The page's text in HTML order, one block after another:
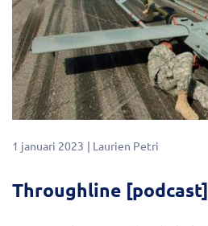
1 januari 2023 Laurien Petri
Throughline [podcast]